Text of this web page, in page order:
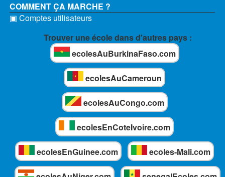
COMMENT ÇA MARCHE ?
▣ Comptes utilisateurs
Trouver une école dans d'autres pays :
ecolesAuBurkinaFaso.com
ecolesAuCameroun
ecolesAuCongo.com
ecolesEnCoteIvoire.com
ecolesEnGuinee.com ecoles-Mali.com